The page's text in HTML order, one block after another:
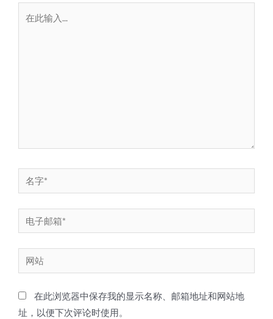
字
*
电
子
邮
箱
网
站
在此浏览器中保存我的显示名称、邮箱地址和网站地
址，以便下次评论时使用。